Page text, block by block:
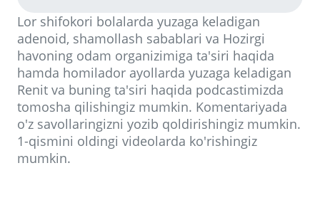
Lor shifokori bolalarda yuzaga keladigan
adenoid, shamollash sabablari va Hozirgi
havoning odam organizimiga ta'siri haqida
hamda homilador ayollarda yuzaga keladigan
Renit va buning ta'siri haqida podcastimizda
tomosha qilishingiz mumkin. Komentariyada
o'z savollaringizni yozib qoldirishingiz mumkin.
1-qismini oldingi videolarda ko'rishingiz
mumkin.